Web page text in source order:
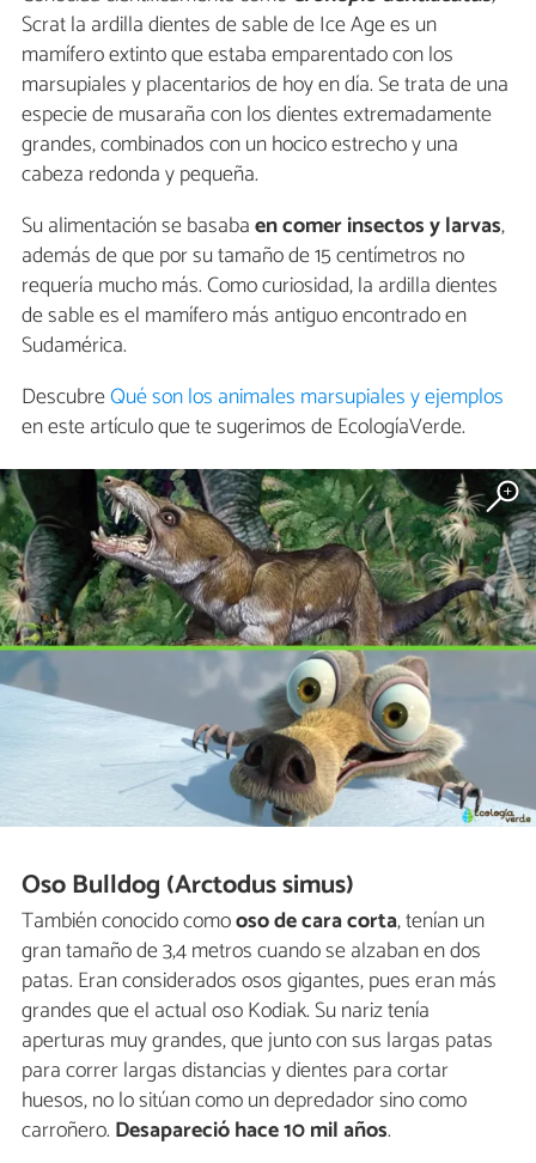
Scrat la ardilla dientes de sable de Ice Age es un
mamífero extinto que estaba emparentado con los
marsupiales y placentarios de hoy en día. Se trata de una
especie de musaraña con los dientes extremadamente
grandes, combinados con un hocico estrecho y una
cabeza redonda y pequeña.
Su alimentación se basabaen comer insectos y larvas,
además de que por su tamaño de 15 centímetros no
requería mucho más. Como curiosidad, la ardilla dientes
de sable es el mamífero más antiguo encontrado en
Sudamérica.
DescubreQué son los animales marsupiales y ejemplos
en este artículo que te sugerimos de EcologíaVerde.
Oso Bulldog (Arctodus simus)
También conocido comooso de cara corta, tenían un
gran tamaño de 3,4 metros cuando se alzaban en dos
patas. Eran considerados osos gigantes, pues eran más
grandes que el actual oso Kodiak. Su nariz tenía
aperturas muy grandes, que junto con sus largas patas
para correr largas distancias y dientes para cortar
huesos, no lo sitúan como un depredador sino como
carroñero. Desapareció hace 10 mil años.